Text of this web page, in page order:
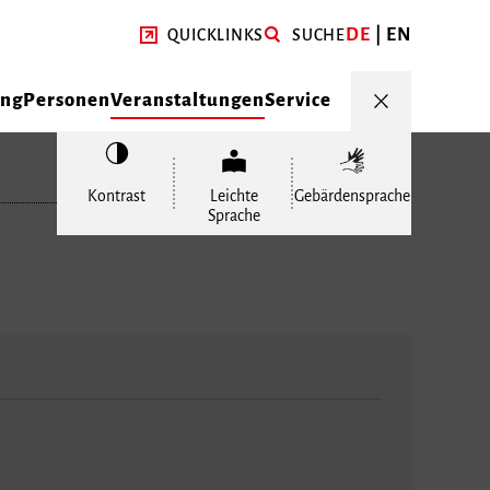
QUICKLINKS SUCHEDE EN
PersonenVeranstaltungenService
Kontrast
Leichte
Sprache
Gebärdensprache